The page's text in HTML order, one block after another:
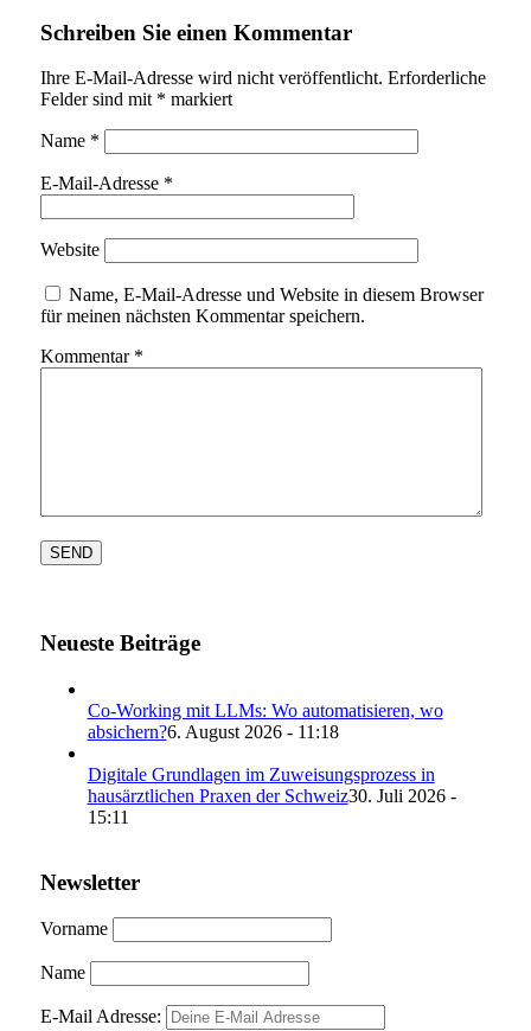
Schreiben Sie einen Kommentar
Ihre E-Mail-Adresse wird nicht veröffentlicht. Erforderliche
Felder sind mit * markiert
Name *
E-Mail-Adresse *
Website
Name, E-Mail-Adresse und Website in diesem Browser
für meinen nächsten Kommentar speichern.
Kommentar *
Neueste Beiträge
Co-Working mit LLMs: Wo automatisieren, wo
absichern?6. August 2026 - 11:18
Digitale Grundlagen im Zuweisungsprozess in
hausärztlichen Praxen der Schweiz30. Juli 2026 -
15:11
Newsletter
Vorname
Name
E-Mail Adresse: